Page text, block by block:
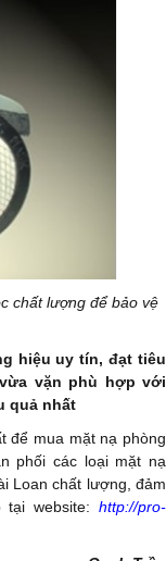
chất lượng để bảo vệ
hiệu uy tín, đạt tiêu
vặn phù hợp với
quả nhất
để mua mặt nạ phòng
phối các loại mặt nạ
Loan chất lượng, đảm
website: http://pro-